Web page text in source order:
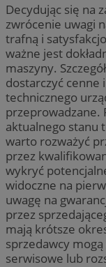
Decydując się na
zwrócenie uwagi
trafną i
ważne jest
maszyny.
dostarczyć
technicznego
przeprowadzane.
aktualnego stanu
warto rozważyć
przez
wykryć
widoczne na
uwagę na
przez
mają krótsze
sprzedawcy
serwisowe lub